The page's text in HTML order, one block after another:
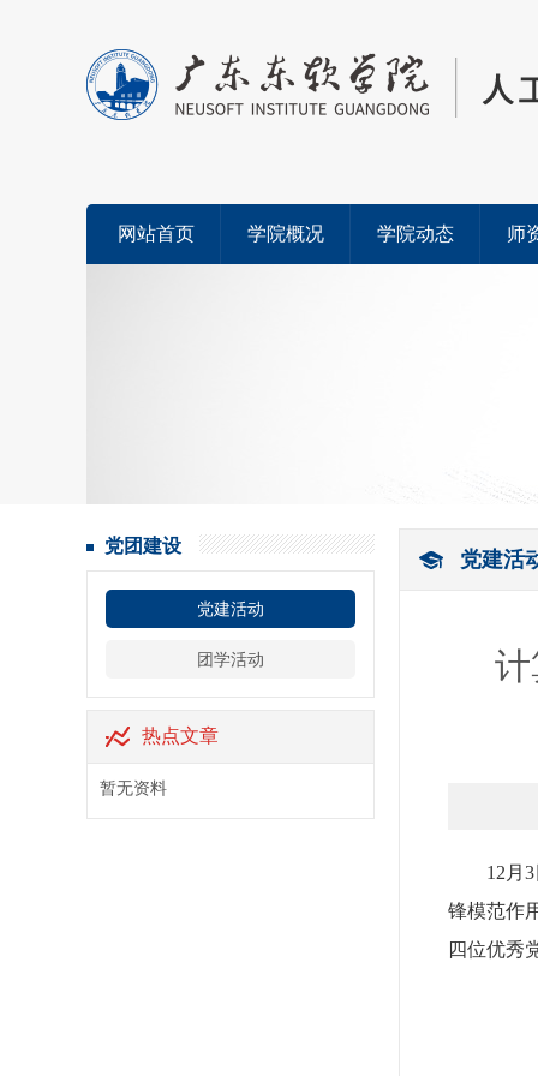
网站首页 学院概况 学院动态 师
党团建设
党建活动
团学活动
热点文章
暂无资料
党建活
12月
锋模范作
四位优秀